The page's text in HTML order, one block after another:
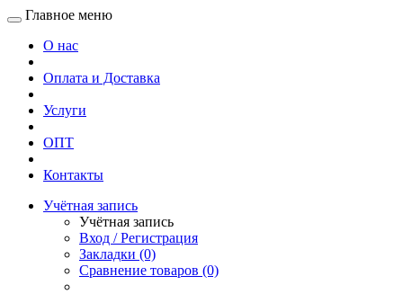
Главное меню
О нас
Оплата и Доставка
Услуги
ОПТ
Контакты
Учётная запись
Учётная запись
Вход / Регистрация
Закладки (0)
Сравнение товаров (0)